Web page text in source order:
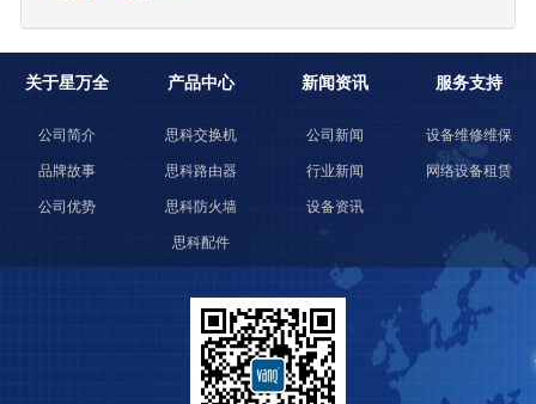
关于星万全 产品中心 新闻资讯 服务支持
公司简介
品牌故事
公司优势
思科交换机
思科路由器
思科防火墙
思科配件
公司新闻
行业新闻
设备资讯
设备维修维保
网络设备租赁